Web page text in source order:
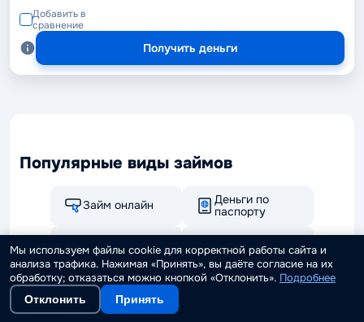
Добавить в
сравнение
Получить деньги
Популярные виды займов
Займ онлайн
Деньги по
паспорту
На карту
онлайн
На большую
сумму
Экспресс Без процентов
Мы используем файлы cookie для корректной работы сайта и
анализа трафика. Нажимая «Принять», вы даёте согласие на их
обработку; отказаться можно кнопкой «Отклонить». Подробнее
Отклонить Принять